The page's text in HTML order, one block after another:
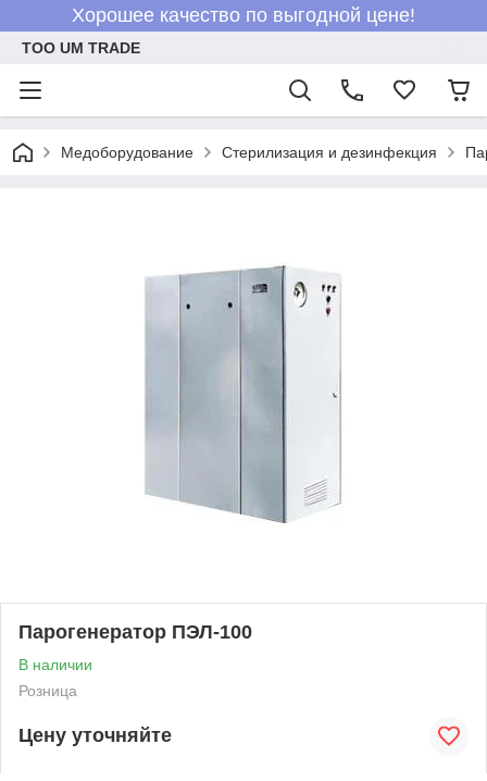
Хорошее качество по выгодной цене!
ТОО UM TRADE
Медоборудование Стерилизация и дезинфекция
Парогенератор ПЭЛ-100
В наличии
Розница
Цену уточняйте